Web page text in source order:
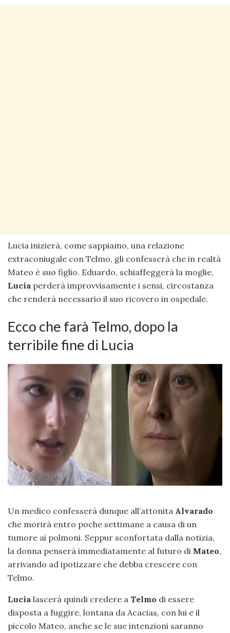
Lucia inizierà, come sappiamo, una relazione
extraconiugale con Telmo, gli confesserà che in realtà
Mateo è suo figlio. Eduardo, schiaffeggerà la moglie,
Lucia perderà improvvisamente i sensi, circostanza
che renderà necessario il suo ricovero in ospedale.
Ecco che farà Telmo, dopo la
terribile fine di Lucia
Un medico confesserà dunque all’attonita Alvarado
che morirà entro poche settimane a causa di un
tumore ai polmoni. Seppur sconfortata dalla notizia,
la donna penserà immediatamente al futuro di Mateo,
arrivando ad ipotizzare che debba crescere con
Telmo.
Lucia lascerà quindi credere a Telmo di essere
disposta a fuggire, lontana da Acacias, con lui e il
piccolo Mateo, anche se le sue intenzioni saranno